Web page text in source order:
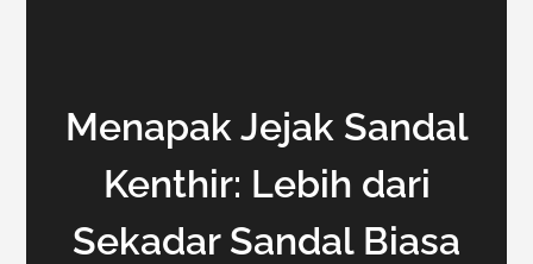
Menapak Jejak Sandal
Kenthir: Lebih dari
Sekadar Sandal Biasa